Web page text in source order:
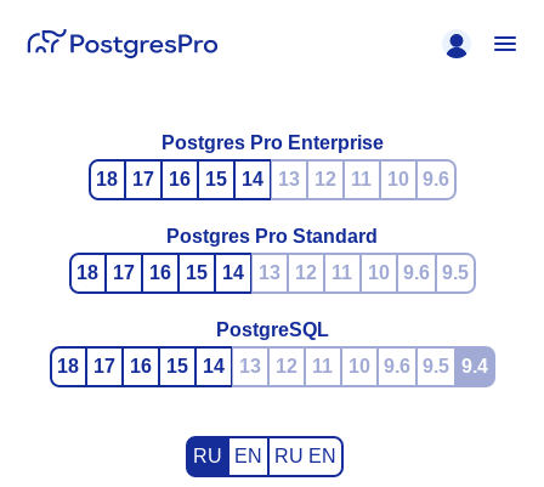
Postgres Pro Enterprise
18
17 16 15 14 13 12 11 10 9.6
Postgres Pro Standard
18
17 16 15 14 13 12 11 10 9.6 9.5
PostgreSQL
18
17 16 15 14 13 12 11 10 9.6 9.5 9.4
RU EN RU EN